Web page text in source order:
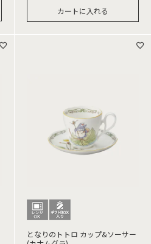
カートに入れる
となりのトトロ カップ&ソーサー